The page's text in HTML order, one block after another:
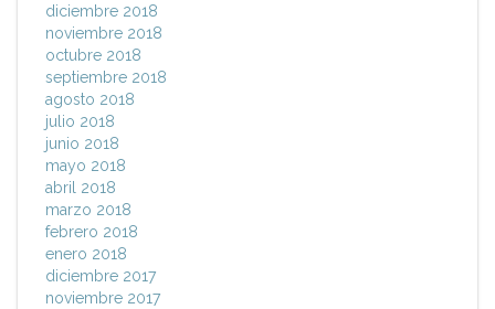
diciembre 2018
noviembre 2018
octubre 2018
septiembre 2018
agosto 2018
julio 2018
junio 2018
mayo 2018
abril 2018
marzo 2018
febrero 2018
enero 2018
diciembre 2017
noviembre 2017